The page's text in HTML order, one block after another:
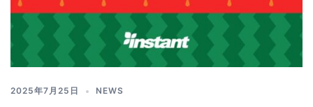
2025年7月25日 NEWS